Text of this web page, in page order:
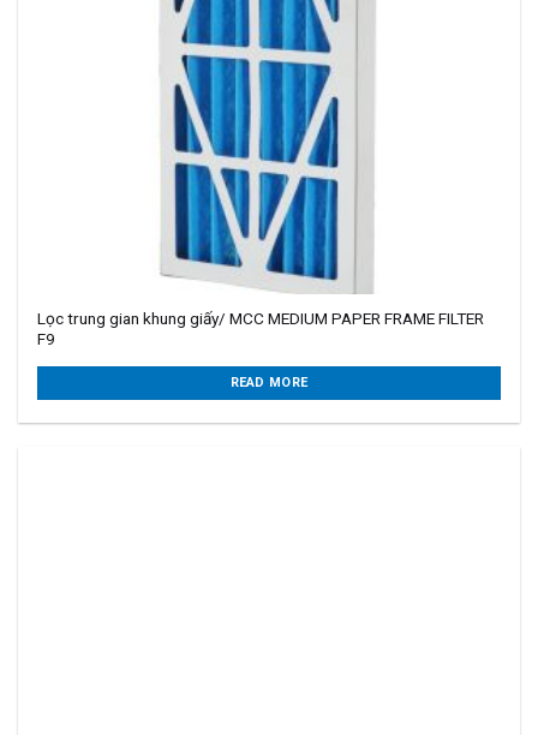
Lọc trung gian khung giấy/ MCC MEDIUM PAPER FRAME FILTER
F9
READ MORE